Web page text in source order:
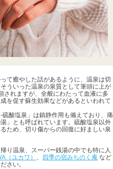
て癒やした話があるように、温泉は切
ういった温泉の泉質として筆頭に上が
されますが、全般にわたって血液に多
を促す蘇生効果などがあるといわれて
酸塩泉」は鎮静作用も備えており、痛
」とも呼ばれています。硫酸塩泉以外
ため、切り傷からの回復に好ましい泉
り温泉、スーパー銭湯の中でも特に人
（ユカワ） 、 四季の宿みちのく庵 など
さい。